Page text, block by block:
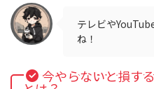
テレビや
ね！
今やらないと損す